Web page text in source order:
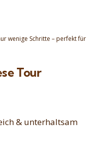
wenige Schritte – perfekt für
Tour
& unterhaltsam